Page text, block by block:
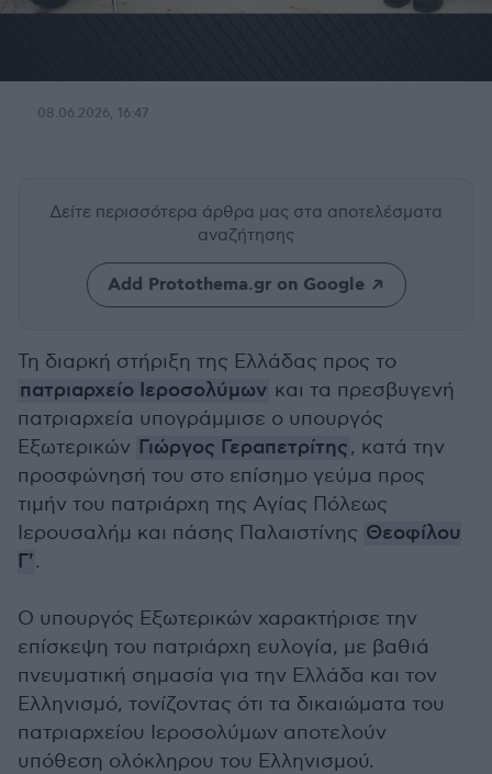
08.06.2026, 16:47
Δείτε περισσότερα άρθρα μας στα αποτελέσματα
αναζήτησης
Add Protothema.gr on Google
Τη διαρκή στήριξη της Ελλάδας προς το
πατριαρχείο Ιεροσολύμων και τα πρεσβυγενή
πατριαρχεία υπογράμμισε ο υπουργός
Εξωτερικών Γιώργος Γεραπετρίτης, κατά την
προσφώνησή του στο επίσημο γεύμα προς
τιμήν του πατριάρχη της Αγίας Πόλεως
Ιερουσαλήμ και πάσης Παλαιστίνης Θεοφίλου
Γ'.
Ο υπουργός Εξωτερικών χαρακτήρισε την
επίσκεψη του πατριάρχη ευλογία, με βαθιά
πνευματική σημασία για την Ελλάδα και τον
Ελληνισμό, τονίζοντας ότι τα δικαιώματα του
πατριαρχείου Ιεροσολύμων αποτελούν
υπόθεση ολόκληρου του Ελληνισμού.